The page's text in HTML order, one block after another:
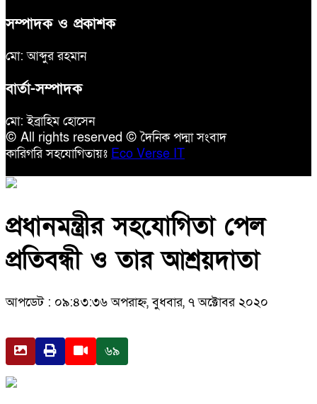
সম্পাদক ও প্রকাশক
মো: আব্দুর রহমান
বার্তা-সম্পাদক
মো: ইব্রাহিম হোসেন
© All rights reserved © দৈনিক পদ্মা সংবাদ
কারিগরি সহযোগিতায়ঃ Eco Verse IT
প্রধানমন্ত্রীর সহযোগিতা পেল
প্রতিবন্ধী ও তার আশ্রয়দাতা
আপডেট : ০৯:৪৩:৩৬ অপরাহ্ন, বুধবার, ৭ অক্টোবর ২০২০
৬৯